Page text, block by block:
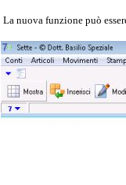
La nuova funzione può